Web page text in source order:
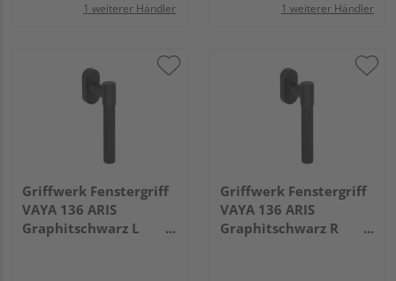
1 weiterer Händler 1 weiterer Händler
Griffwerk Fenstergriff
VAYA 136 ARIS
Graphitschwarz L
Griffwerk Fenstergriff
VAYA 136 ARIS
Graphitschwarz R